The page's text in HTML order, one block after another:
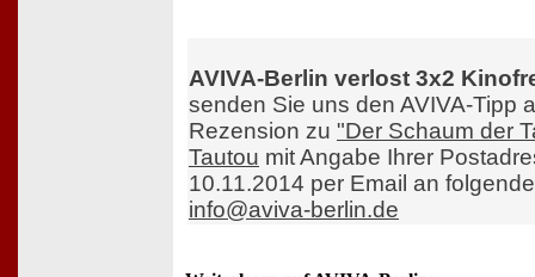
AVIVA-Berlin verlost 3x2
senden Sie uns den AVIVA-Tipp
Rezension zu "Der Schaum der
Tautou mit Angabe Ihrer
10.11.2014 per Email an
info@aviva-berlin.de